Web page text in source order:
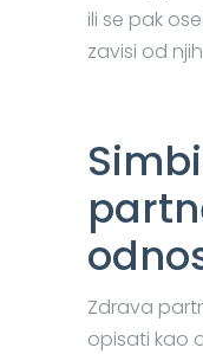
ili se pak
zavisi od
Zdrava
opisati kao